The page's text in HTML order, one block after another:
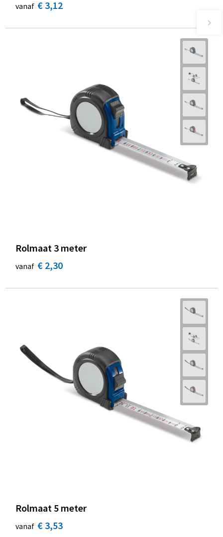
vanaf € 3,12
Rolmaat 3 meter
vanaf € 2,30
Rolmaat 5 meter
vanaf € 3,53